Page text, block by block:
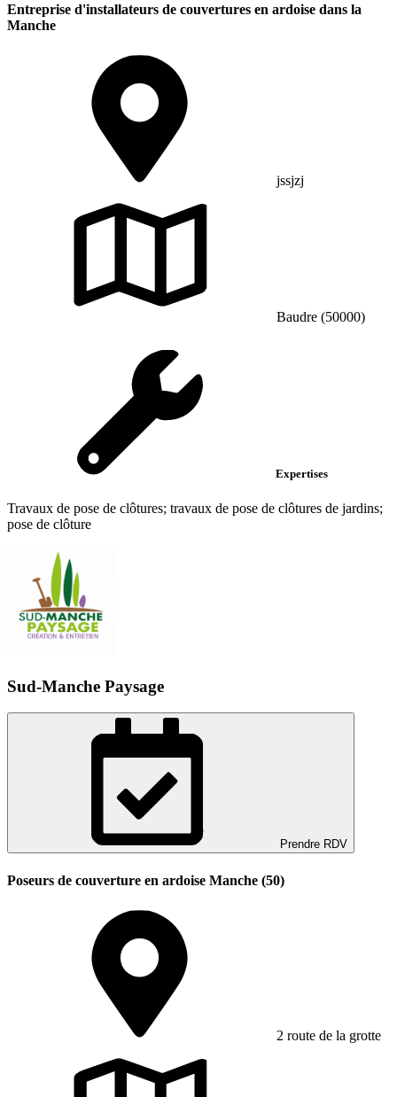
Entreprise d'installateurs de couvertures en ardoise dans la
Manche
jssjzj
Baudre (50000)
Expertises
Travaux de pose de clôtures; travaux de pose de clôtures de jardins;
pose de clôture
Sud-Manche Paysage
Prendre RDV
Poseurs de couverture en ardoise Manche (50)
2 route de la grotte